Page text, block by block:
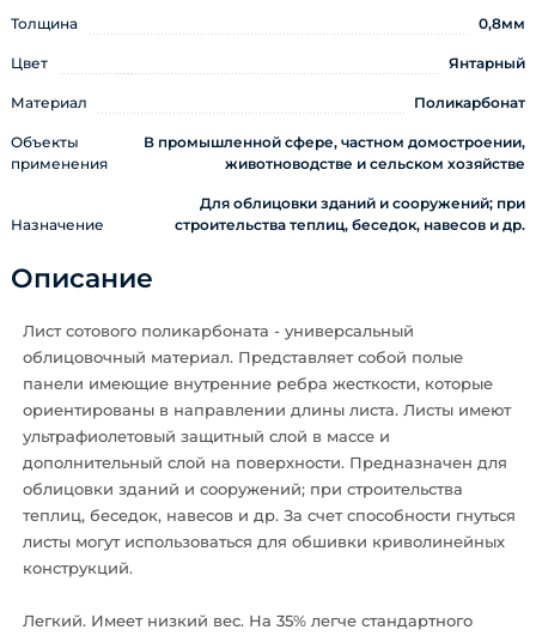
Толщина 0,8мм
Цвет Янтарный
Материал Поликарбонат
Объекты
применения
В промышленной сфере, частном домостроении,
животноводстве и сельском хозяйстве
Назначение
Для облицовки зданий и сооружений; при
строительства теплиц, беседок, навесов и др.
Описание
Лист сотового поликарбоната - универсальный
облицовочный материал. Представляет собой полые
панели имеющие внутренние ребра жесткости, которые
ориентированы в направлении длины листа. Листы имеют
ультрафиолетовый защитный слой в массе и
дополнительный слой на поверхности. Предназначен для
облицовки зданий и сооружений; при строительства
теплиц, беседок, навесов и др. За счет способности гнуться
листы могут использоваться для обшивки криволинейных
конструкций.
Легкий. Имеет низкий вес. На 35% легче стандартного